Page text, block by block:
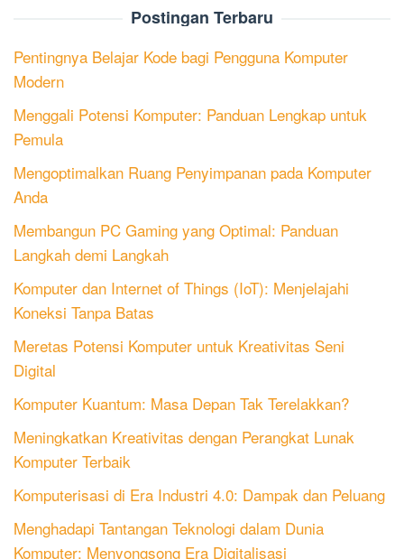
Postingan Terbaru
Pentingnya Belajar Kode bagi Pengguna Komputer
Modern
Menggali Potensi Komputer: Panduan Lengkap untuk
Pemula
Mengoptimalkan Ruang Penyimpanan pada Komputer
Anda
Membangun PC Gaming yang Optimal: Panduan
Langkah demi Langkah
Komputer dan Internet of Things (IoT): Menjelajahi
Koneksi Tanpa Batas
Meretas Potensi Komputer untuk Kreativitas Seni
Digital
Komputer Kuantum: Masa Depan Tak Terelakkan?
Meningkatkan Kreativitas dengan Perangkat Lunak
Komputer Terbaik
Komputerisasi di Era Industri 4.0: Dampak dan Peluang
Menghadapi Tantangan Teknologi dalam Dunia
Komputer: Menyongsong Era Digitalisasi